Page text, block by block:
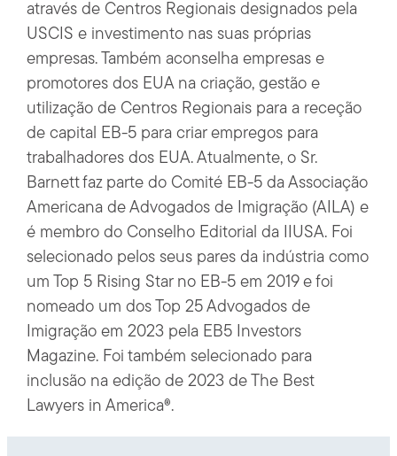
através de Centros Regionais designados pela
USCIS e investimento nas suas próprias
empresas. Também aconselha empresas e
promotores dos EUA na criação, gestão e
utilização de Centros Regionais para a receção
de capital EB-5 para criar empregos para
trabalhadores dos EUA. Atualmente, o Sr.
Barnett faz parte do Comité EB-5 da Associação
Americana de Advogados de Imigração (AILA) e
é membro do Conselho Editorial da IIUSA. Foi
selecionado pelos seus pares da indústria como
um Top 5 Rising Star no EB-5 em 2019 e foi
nomeado um dos Top 25 Advogados de
Imigração em 2023 pela EB5 Investors
Magazine. Foi também selecionado para
inclusão na edição de 2023 de The Best
Lawyers in America®.